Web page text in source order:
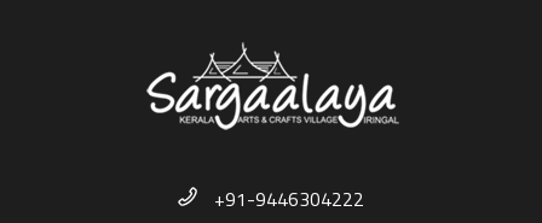
+91-9446304222